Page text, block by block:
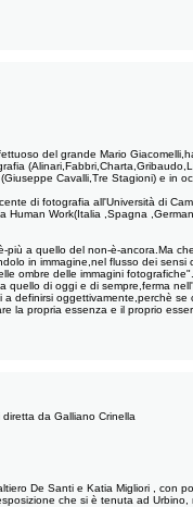
del grande Mario
Cavalli,Tre Stagioni) e in
di fotografia all'Università di
Work(Italia ,Spagna
a quello del non-è-ancora.Ma
in immagine,nel flusso dei
ombre delle immagini fotografiche".
di oggi e di sempre,ferma
definirsi oggettivamente,perchè
la propria essenza e il proprio
da Galliano Crinella
De Santi e Katia Migliori , con
che si è tenuta ad